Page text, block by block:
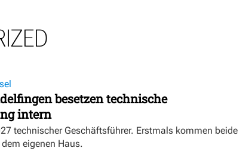
besetzen technische
intern
technischer Geschäftsführer. Erstmals kommen beide
eigenen Haus.